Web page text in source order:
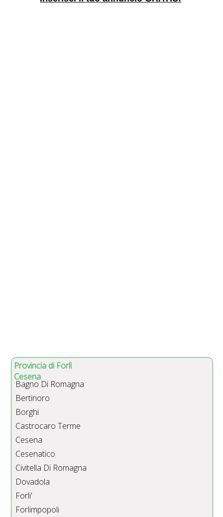
Provincia di Forlì
Cesena
Bagno Di Romagna
Bertinoro
Borghi
Castrocaro Terme
Cesena
Cesenatico
Civitella Di Romagna
Dovadola
Forli'
Forlimpopoli